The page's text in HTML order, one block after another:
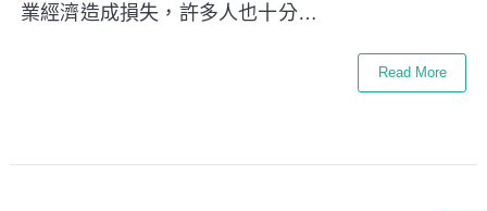
業經濟造成損失，許多人也十分…
Read More